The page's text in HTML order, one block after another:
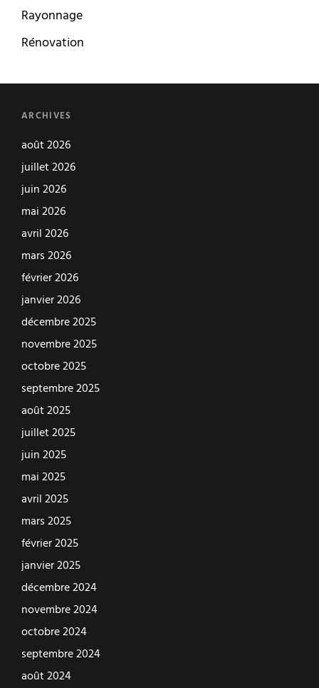
Rayonnage
Rénovation
ARCHIVES
août 2026
juillet 2026
juin 2026
mai 2026
avril 2026
mars 2026
février 2026
janvier 2026
décembre 2025
novembre 2025
octobre 2025
septembre 2025
août 2025
juillet 2025
juin 2025
mai 2025
avril 2025
mars 2025
février 2025
janvier 2025
décembre 2024
novembre 2024
octobre 2024
septembre 2024
août 2024